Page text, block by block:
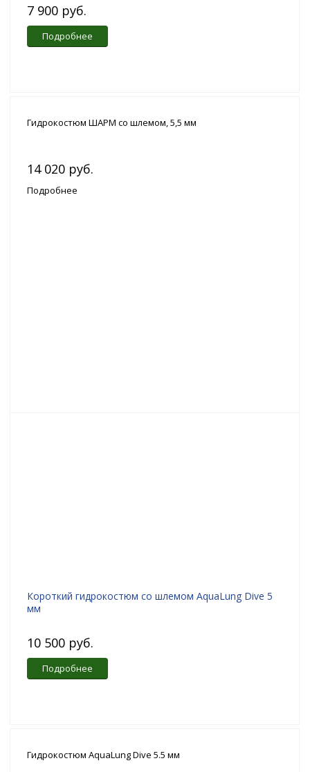
7 900 руб.
Подробнее
Гидрокостюм ШАРМ со шлемом, 5,5 мм
14 020 руб.
Подробнее
Короткий гидрокостюм со шлемом AquaLung Dive 5
мм
10 500 руб.
Подробнее
Гидрокостюм AquaLung Dive 5.5 мм